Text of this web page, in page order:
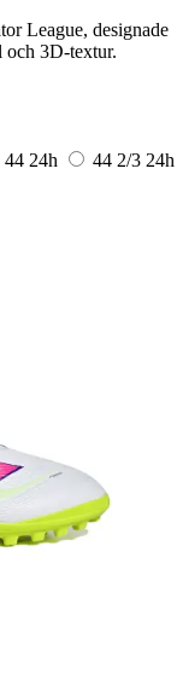
League, designade
och 3D-textur.
44 24h 44 2/3 24h